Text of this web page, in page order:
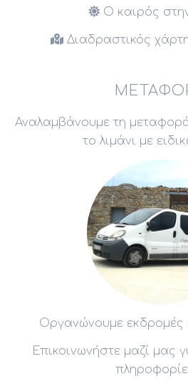
Ο καιρός
Διαδραστικός
Αναλαμβάνουμε τη
το λιμάνι με
Οργανώνουμε εκδρομές
Επικοινωνήστε μαζί μας